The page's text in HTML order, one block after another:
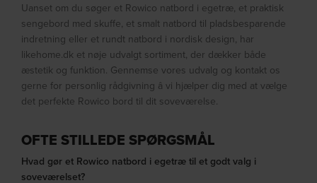
Uanset om du søger et Rowico natbord i egetræ, et praktisk
sengebord med skuffe, et smalt natbord til pladsbesparende
indretning eller et rundt natbord i nordisk design, har
likehome.dk et nøje udvalgt sortiment, der dækker både
æstetik og funktion. Gennemse vores udvalg og kontakt os
gerne for personlig rådgivning â vi hjælper dig med at vælge
det perfekte Rowico bord til dit soveværelse.
OFTE STILLEDE SPØRGSMÅL
Hvad gør et Rowico natbord i egetræ til et godt valg i
soveværelset?